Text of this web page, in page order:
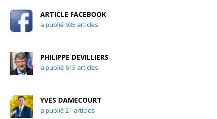
ARTICLE FACEBOOK
a publié 935 articles
PHILIPPE DEVILLIERS
a publié 615 articles
YVES DAMECOURT
a publié 21 articles